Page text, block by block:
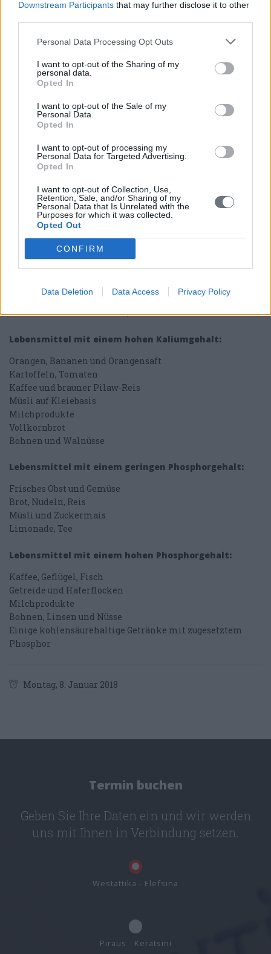
Downstream Participants that may further disclose it to other
Personal Data Processing Opt Outs
I want to opt-out of the Sharing of my
personal data.
Opted In
I want to opt-out of the Sale of my
Personal Data.
Opted In
I want to opt-out of processing my
Personal Data for Targeted Advertising.
Opted In
I want to opt-out of Collection, Use,
Retention, Sale, and/or Sharing of my
Personal Data that Is Unrelated with the
Purposes for which it was collected.
Opted Out
CONFIRM
Data Deletion Data Access Privacy Policy
Warum?Um die Funktionsfähigkeit Ihrer Nerven,
unterstützen. Wenn die Kaliumwerte im Blut zu hoch oder
zu niedrig sind, kann dies zu Problemen führen. Wenn die
Nieren geschädigt sind, kann dies zur Anreicherung von
Kalium in Ihrem Blut führen, was wiederum Ursache für
schwerwiegende Herzprobleme sein kann. Durch die
richtigen Lebensmittel und Getränke können Sie bei
Bedarf Ihren Kaliumwert senken.
Salzersatzmittel können sehr viel Kalium enthalten.
Lesen Sie immer das Etikett mit den Inhaltsstoffen.
Fragen Sie Ihren Arzt nach Salzersatzmitteln.
Lassen Sie Obst und Gemüse aus Dosen vor dem Verzehr
abtropfen.
Lebensmittel mit einem geringen Kaliumgehalt:
Karotten, grüne Bohnen
Gekochter Reis und Weizen, Müsli
Lebensmittel mit einem hohen Kaliumgehalt:
Orangen, Bananen und Orangensaft
Kartoffeln, Tomaten
Kaffee und brauner Pilaw-Reis
Müsli auf Kleiebasis
Milchprodukte
Vollkornbrot
Bohnen und Walnüsse
Lebensmittel mit einem geringen Phosphorgehalt:
Frisches Obst und Gemüse
Brot, Nudeln, Reis
Müsli und Zuckermais
Limonade, Tee
Lebensmittel mit einem hohen Phosphorgehalt:
Kaffee, Geflügel, Fisch
Getreide und Haferflocken
Milchprodukte
Bohnen, Linsen und Nüsse
Einige kohlensäurehaltige Getränke mit zugesetztem
Phosphor
Montag, 8. Januar 2018
Termin buchen
Geben Sie Ihre Daten ein und wir werden
uns mit Ihnen in Verbindung setzen.
Westattika - Elefsina
Piraus - Keratsini